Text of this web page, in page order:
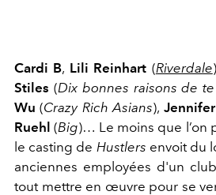
Cardi B, Lili Reinhart (Riverdale
Stiles (Dix bonnes raisons de
Wu(Crazy Rich Asians),
Ruehl (Big)… Le moins que l’on
le casting de Hustlers envoit du
anciennes employées d'un
tout mettre en œuvre pour se